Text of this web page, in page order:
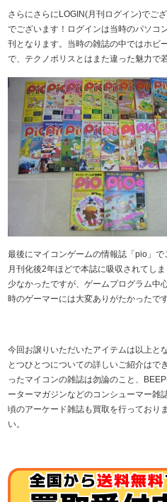
さらにさらにLOGIN(月刊ログイン)でご
でございます！ログインは当時のパソコ
刊となります。当時の雑誌の中ではホビ
で、テクノポリスとはまた違った魅力で
最後にマイコンゲームの情報誌「pio」
月刊化後2年ほどで本誌に吸収されてし
少なかったですが、ゲームプログラム中
時のゲーマーには大変ありがたかったです
今回お譲りいただいたアイテムは以上と
とつひとつについての詳しいご紹介はで
ったマイコンの雑誌は勿論のこと、
ーターマガジンなどのコンシューマー雑
頃のアーケード雑誌も買取を行っており
い。